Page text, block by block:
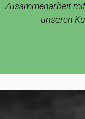
Zusammenarbeit
unseren